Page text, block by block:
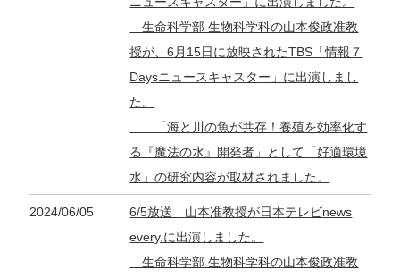
生命科学部 生物科学科の山本俊政准教
授が、6月15日に放映されたTBS「情報７
Daysニュースキャスター」に出演しまし
た。
「海と川の魚が共存！養殖を効率化す
る『魔法の水』開発者」として「好適環境
水」の研究内容が取材されました。
2024/06/05
6/5放送 山本准教授が日本テレビnews
every.に出演しました。
生命科学部 生物科学科の山本俊政准教